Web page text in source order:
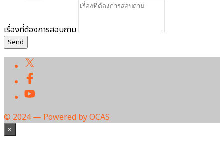
เรื่องที่ต้องการสอบถาม
Send
© 2024 — Powered by OCAS
×